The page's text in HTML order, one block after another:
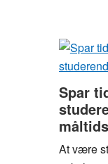
Spar
At være